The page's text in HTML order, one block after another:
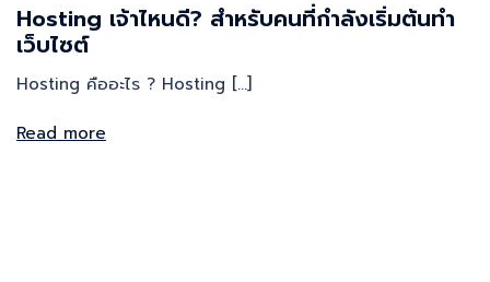
Hosting เจ้าไหนดี? สำหรับคนที่กำลังเริ่มต้นทำ
เว็บไซต์
Hosting คืออะไร ? Hosting […]
Read more